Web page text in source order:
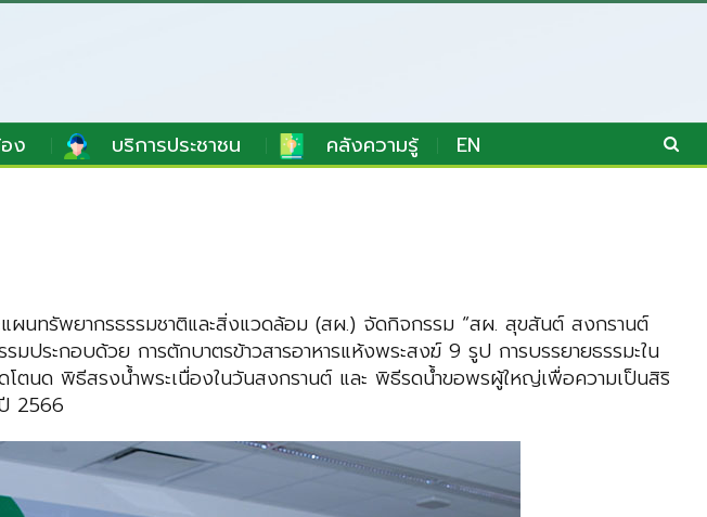
ง บริการประชาชน คลังความรู้ EN
นทรัพยากรธรรมชาติและสิ่งแวดล้อม (สผ.) จัดกิจกรรม “สผ. สุขสันต์ สงกรานต์
ระกอบด้วย การตักบาตรข้าวสารอาหารแห้งพระสงฆ์ 9 รูป การบรรยายธรรมะใน
โตนด พิธีสรงน้ำพระเนื่องในวันสงกรานต์ และ พิธีรดน้ำขอพรผู้ใหญ่เพื่อความเป็นสิริ
2566